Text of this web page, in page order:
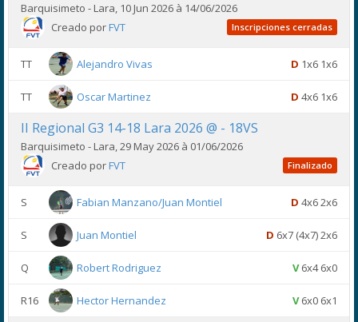
Barquisimeto - Lara, 10 Jun 2026 à 14/06/2026
Creado porFVT Inscripciones cerradas
TT Alejandro Vivas D 1x6 1x6
TT Oscar Martinez D 4x6 1x6
II Regional G3 14-18 Lara 2026 @ - 18VS
Barquisimeto - Lara, 29 May 2026 à 01/06/2026
Creado porFVT Finalizado
S Fabian Manzano/Juan Montiel D 4x6 2x6
S Juan Montiel D 6x7 (4x7) 2x6
Q Robert Rodriguez V6x4 6x0
R16 Hector Hernandez V6x0 6x1